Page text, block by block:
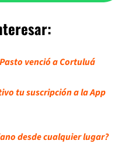
venció a Cortuluá
tu suscripción a la App
desde cualquier lugar?